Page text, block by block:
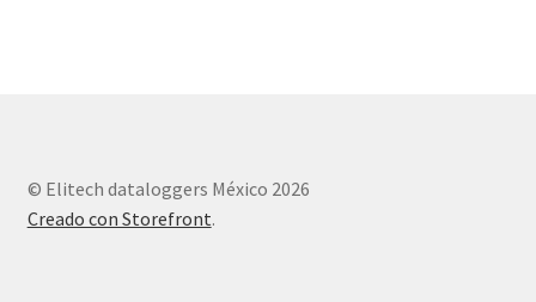
© Elitech dataloggers México 2026
Creado con Storefront.